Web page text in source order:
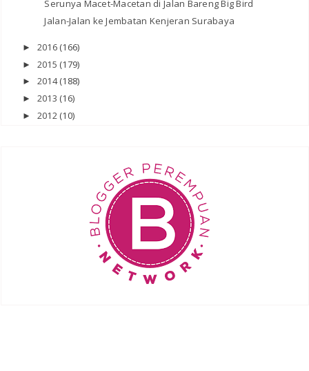
Serunya Macet-Macetan di Jalan Bareng Big Bird
Jalan-Jalan ke Jembatan Kenjeran Surabaya
► 2016 (166)
► 2015 (179)
► 2014(188)
► 2013 (16)
► 2012 (10)